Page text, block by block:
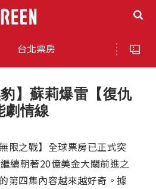
台北票房
】蘇莉爆雷【復仇
劇情線
之戰】全球票房已正式突
續朝著20億美金大關前進之
第四集內容越來越好奇。據